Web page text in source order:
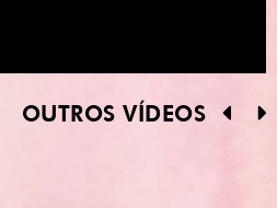
OUTROS VÍDEOS